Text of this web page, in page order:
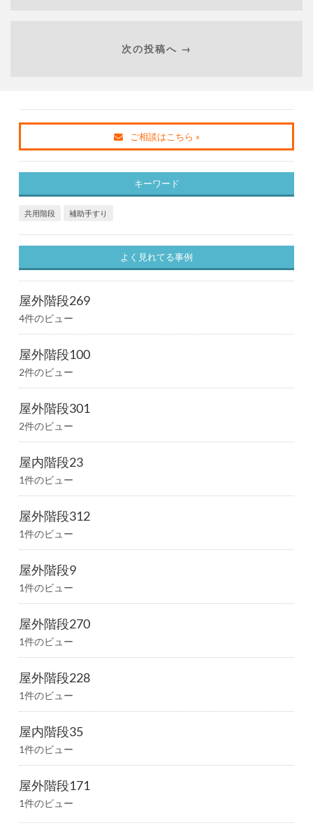
次の投稿へ →
ご相談はこちら »
キーワード
共用階段 補助手すり
よく見れてる事例
屋外階段269
4件のビュー
屋外階段100
2件のビュー
屋外階段301
2件のビュー
屋内階段23
1件のビュー
屋外階段312
1件のビュー
屋外階段9
1件のビュー
屋外階段270
1件のビュー
屋外階段228
1件のビュー
屋内階段35
1件のビュー
屋外階段171
1件のビュー